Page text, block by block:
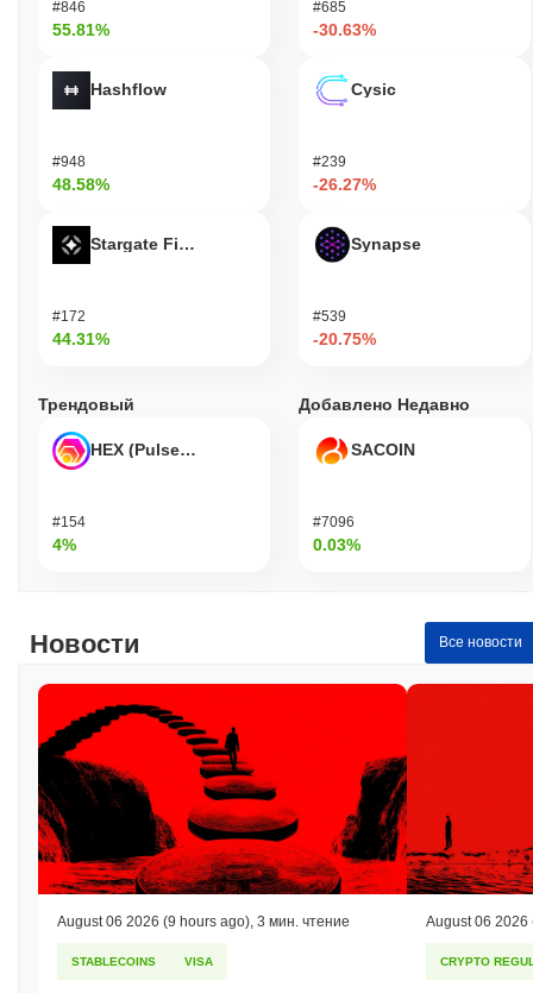
#846
55.81%
Hashflow
#948
48.58%
Stargate Finance
#172
44.31%
#685
-30.63%
Cysic
#239
-26.27%
Synapse
#539
-20.75%
Трендовый
HEX (Pulsechain)
#154
4%
Добавлено Недавно
SACOIN
#7096
0.03%
Новости Все новости
August 06 2026 (9 hours ago) 3 мин. чтение
STABLECOINS VISA
August 06 2026
CRYPTO